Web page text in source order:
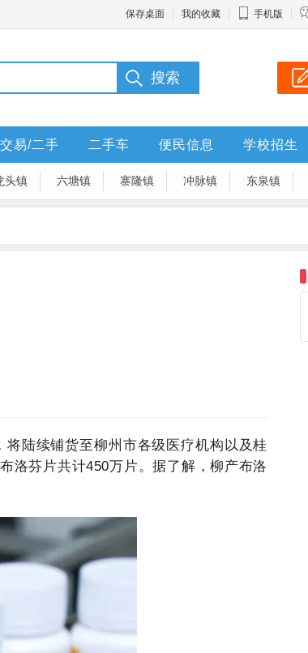
保存桌面 我的收藏 手机版
交易/二手 二手车 便民信息 学校招生
头镇 六塘镇 寨隆镇 冲脉镇 东泉镇
陆续铺货至柳州市各级医疗机构以及桂
洛芬片共计450万片。据了解，柳产布洛